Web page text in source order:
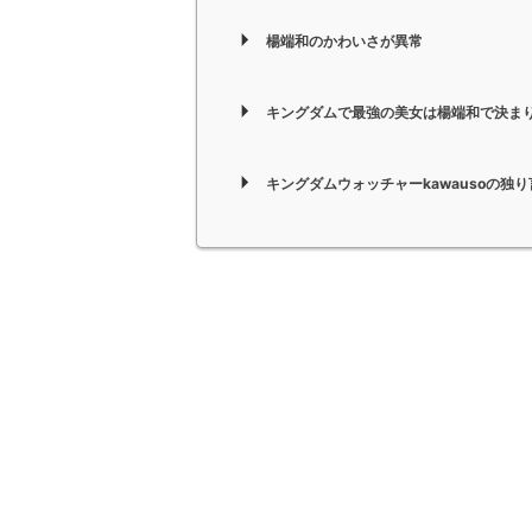
楊端和のかわいさが異常
キングダムで最強の美女は楊端和で決ま
キングダムウォッチャーkawausoの独り